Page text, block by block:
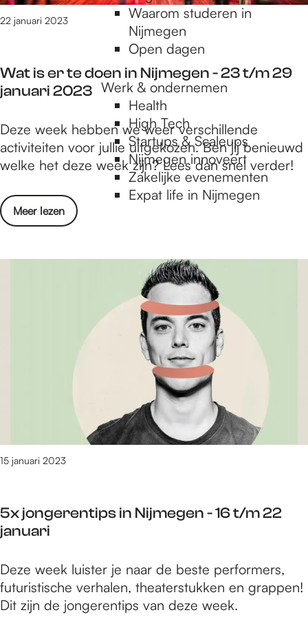
Waarom studeren in
Nijmegen
Open dagen
Werk & ondernemen
Health
High Tech
Startups & Scaleups
Nijmegen innoveert
Zakelijke evenementen
Expat life in Nijmegen
m
e
e
n
-
3
t
/
2
9
a
n
t
s
i
N
i
e
g
u
Wat is er te doen in Nijmegen - 23 t/m 29
januari 2023
22 januari 2023
W
a
t
s
e
m
e
e
n
-
3
t
/
Deze week hebben we weer verschillende
activiteiten voor jullie uitgekozen. Ben jij benieuwd
welke het deze week zijn? Lees dan snel verder!
Meer lezen
o
v
d
o
i
n
i
j
m
5x jongerentips in Nijmegen - 16 t/m 22
januari
15 januari 2023
5
x
j
Deze week luister je naar de beste performers,
futuristische verhalen, theaterstukken en grappen!
Dit zijn de jongerentips van deze week.